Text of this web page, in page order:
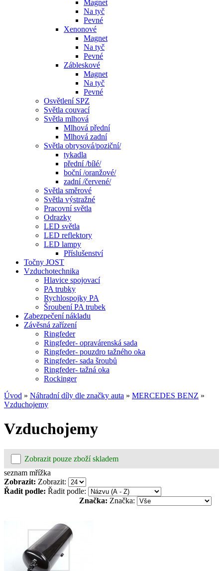
Magnet
Na tyč
Pevné
Xenonové
Magnet
Na tyč
Pevné
Zábleskové
Magnet
Na tyč
Pevné
Osvětlení SPZ
Světla couvací
Světla mlhová
Mlhová přední
Mlhová zadní
Světla obrysová/poziční/
tykadla
přední /bílé/
boční /oranžové/
zadní /červené/
Světla směrové
Světla výstražné
Pracovní světla
Odrazky
LED světla
LED reflektory
LED lampy
Příslušenství
Točny JOST
Vzduchotechnika
Hlavice spojovací
PA trubky
Rychlospojky PA
Šroubení PA trubek
Zabezpečení nákladu
Závěsná zařízení
Ringfeder
Ringfeder- opravárenská sada
Ringfeder- pouzdro tažného oka
Ringfeder- sada šroubů
Ringfeder- tažná oka
Rockinger
Úvod » Náhradní díly dle značky auta » MERCEDES BENZ »
Vzduchojemy
Vzduchojemy
Zobrazit pouze zboží skladem
seznam mřížka
Zobrazit: Zobrazit:
Řadit podle: Řadit podle:
Značka: Značka: